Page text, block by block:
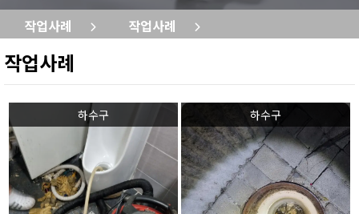
작업사례 작업사례
작업사례
하수구 하수구